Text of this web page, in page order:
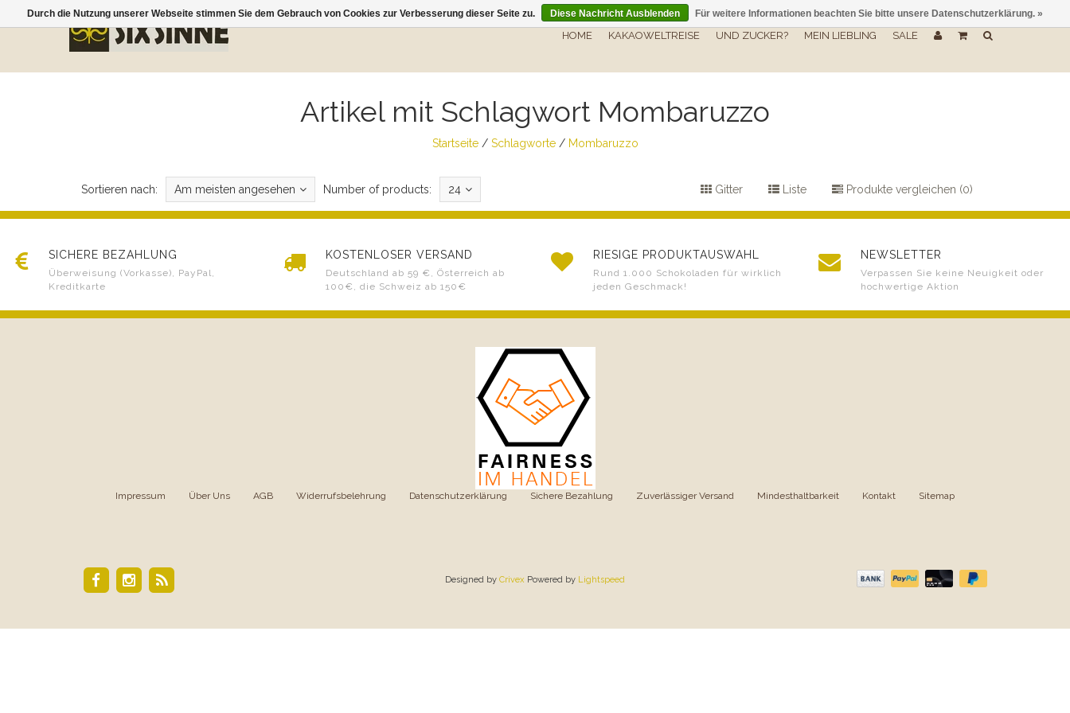
HOME KAKAOWELTREISE UND ZUCKER? MEIN LIEBLING SALE
Artikel mit Schlagwort Mombaruzzo
Startseite/ Schlagworte/ Mombaruzzo
Sortieren nach: Am meisten angesehen Number of products: 24 Gitter Liste Produkte vergleichen (0)
SICHERE BEZAHLUNG
Überweisung (Vorkasse), PayPal,
Kreditkarte
KOSTENLOSER VERSAND
Deutschland ab 59 €, Österreich ab
100€, die Schweiz ab 150€
RIESIGE PRODUKTAUSWAHL
Rund 1.000 Schokoladen für wirklich
jeden Geschmack!
NEWSLETTER
Verpassen Sie keine Neuigkeit oder
hochwertige Aktion
Impressum Über Uns AGB Widerrufsbelehrung Datenschutzerklärung Sichere Bezahlung Zuverlässiger Versand Mindesthaltbarkeit Kontakt Sitemap
Designed by Crivex Powered by Lightspeed
Durch die Nutzung unserer Webseite stimmen Sie dem Gebrauch von Cookies zur Verbesserung dieser Seite zu. Diese Nachricht Ausblenden Für weitere Informationen beachten Sie bitte unsere Datenschutzerklärung. »